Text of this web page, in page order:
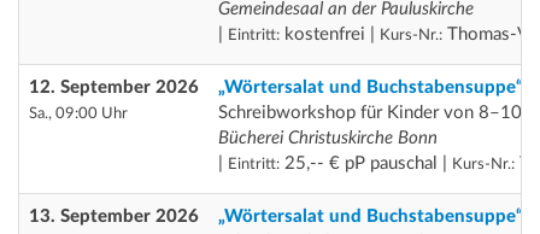
Gemeindesaal an der Pauluskirche
Eintritt: kostenfrei | Kurs-Nr.: Thomas-VA
12. September 2026
Sa., 09:00 Uhr
„Wörtersalat und Buchstabensuppe“
Schreibworkshop für Kinder von 8–10
Bücherei Christuskirche Bonn
Eintritt: 25,-- € pP pauschal | Kurs-Nr.:
13. September 2026
„Wörtersalat und Buchstabensuppe“